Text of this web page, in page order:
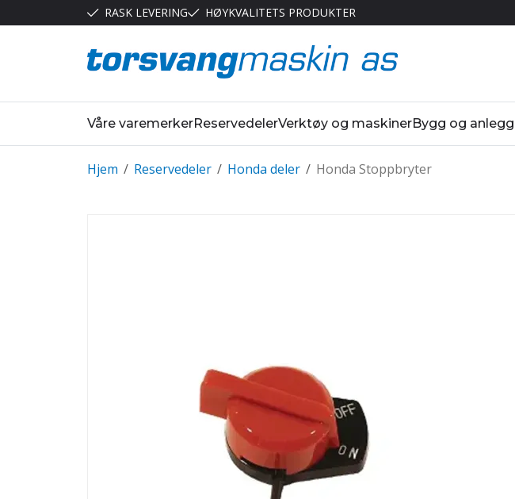
RASK LEVERING HØYKVALITETS PRODUKTER
Våre varemerkerReservedelerVerktøy og maskinerBygg og anlegg
/
Hjem /
Reservedeler /
Honda deler Honda Stoppbryter